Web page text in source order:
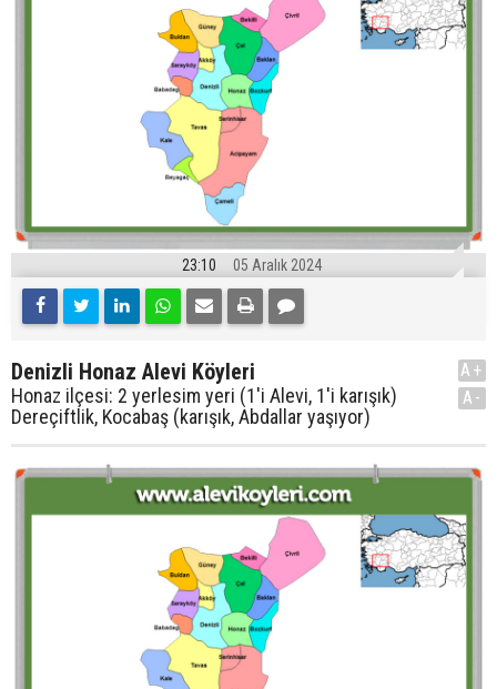
23:10 05 Aralık 2024
Denizli Honaz Alevi Köyleri
Honaz ilçesi: 2 yerlesim yeri (1'i Alevi, 1'i karışık)
Dereçiftlik, Kocabaş (karışık, Abdallar yaşıyor)
A+
A-